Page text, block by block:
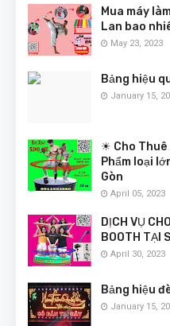
Mua máy
Lan bao
May 23, 2023
Bảng hiệu
January 15,
☀ Cho Thuê
Phẩm loại
Gòn
April 05, 2023
DỊCH VỤ
BOOTH TẠI
April 30, 2023
Bảng hiệu
January 15,